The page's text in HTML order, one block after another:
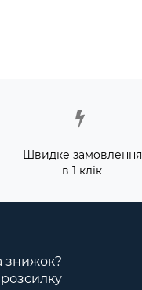
Швидке замовлення
в 1 клік
знижок?